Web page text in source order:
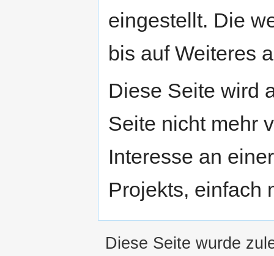
eingestellt. Die
bis auf Weiteres
Diese Seite wird
Seite nicht mehr
Interesse an
Projekts, einfach
Diese Seite wurde